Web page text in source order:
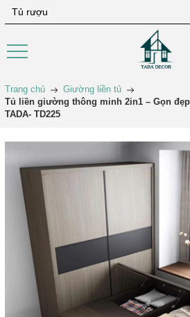
Trang chủ
Giường liền tủ
Tủ liền giường thông minh 2in1 – Gọn
TADA- TD225